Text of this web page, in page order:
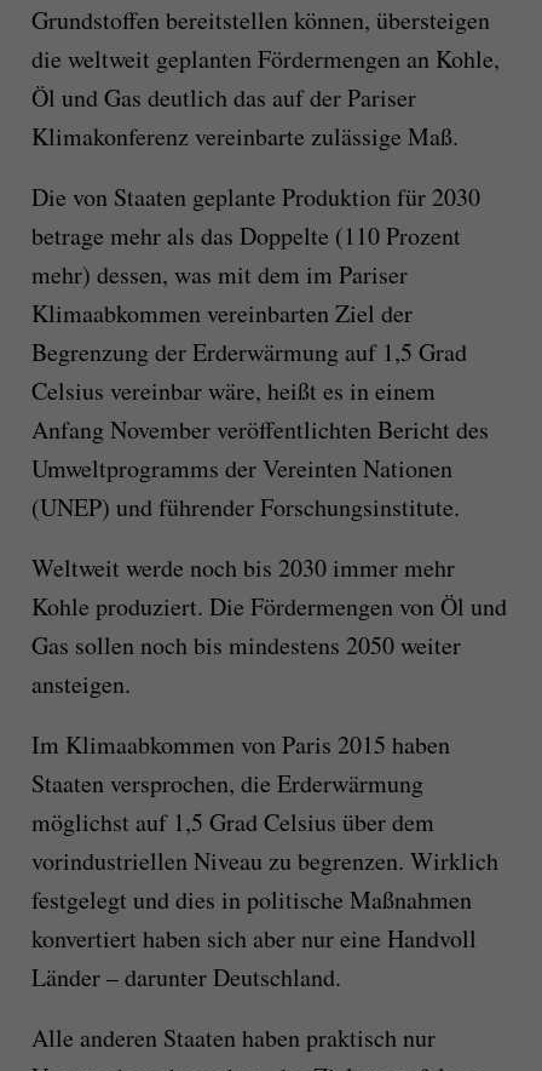
Grundstoffen bereitstellen können, übersteigen
die weltweit geplanten Fördermengen an Kohle,
Öl und Gas deutlich das auf der Pariser
Klimakonferenz vereinbarte zulässige Maß.
Die von Staaten geplante Produktion für 2030
betrage mehr als das Doppelte (110 Prozent
mehr) dessen, was mit dem im Pariser
Klimaabkommen vereinbarten Ziel der
Begrenzung der Erderwärmung auf 1,5 Grad
Celsius vereinbar wäre, heißt es in einem
Anfang November veröffentlichten Bericht des
Umweltprogramms der Vereinten Nationen
(UNEP) und führender Forschungsinstitute.
Weltweit werde noch bis 2030 immer mehr
Kohle produziert. Die Fördermengen von Öl und
Gas sollen noch bis mindestens 2050 weiter
ansteigen.
Im Klimaabkommen von Paris 2015 haben
Staaten versprochen, die Erderwärmung
möglichst auf 1,5 Grad Celsius über dem
vorindustriellen Niveau zu begrenzen. Wirklich
festgelegt und dies in politische Maßnahmen
konvertiert haben sich aber nur eine Handvoll
Länder – darunter Deutschland.
Alle anderen Staaten haben praktisch nur